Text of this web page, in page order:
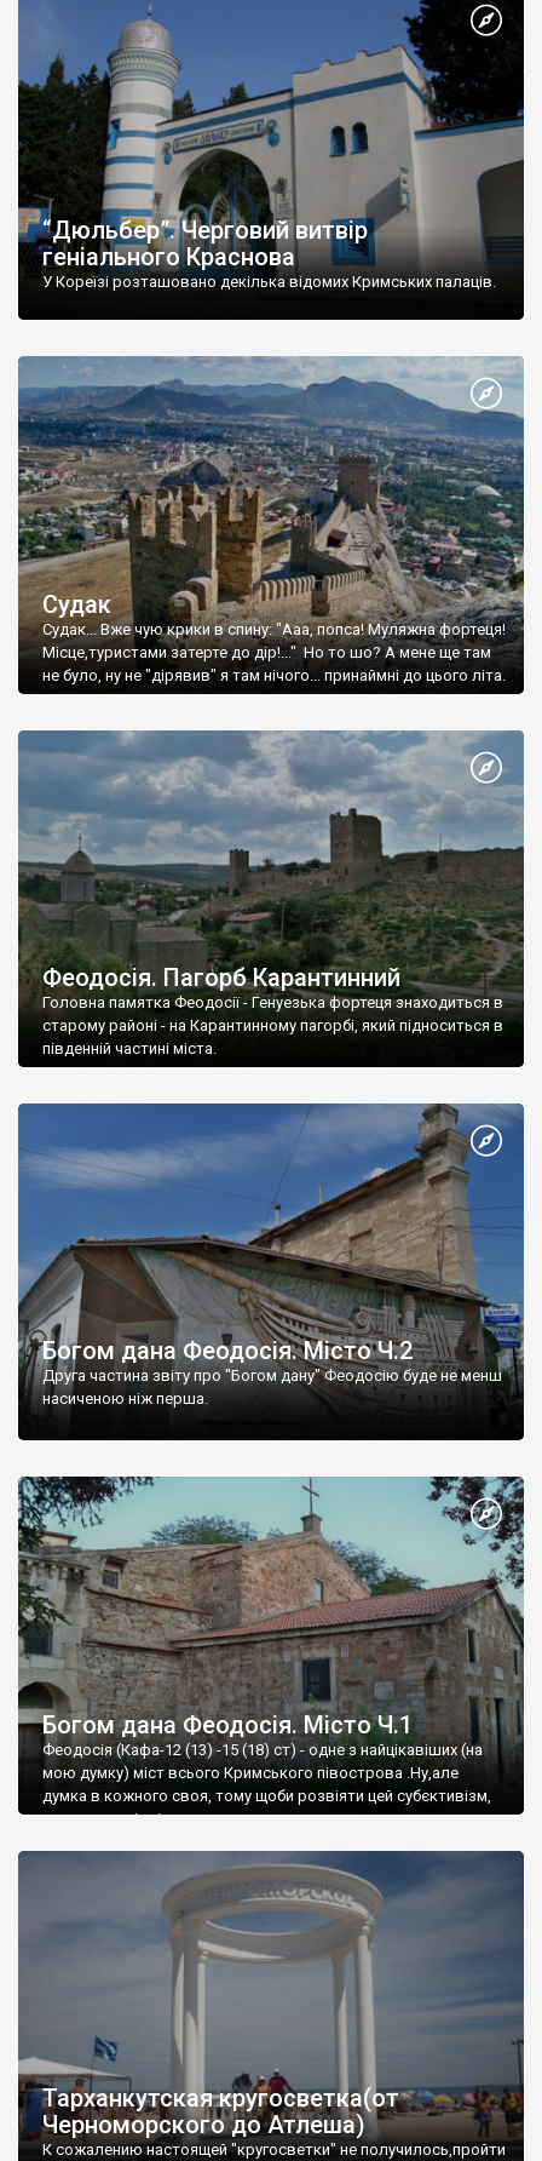
“Дюльбер”. Черговий витвір
геніального Краснова
У Кореїзі розташовано декілька відомих Кримських палаців.
Судак
Судак... Вже чую крики в спину: "Ааа, попса! Муляжна фортеця!
Місце,туристами затерте до дір!..." Но то шо? А мене ще там
не було, ну не "дірявив" я там нічого... принаймні до цього літа.
Феодосія. Пагорб Карантинний
Головна памятка Феодосії - Генуезька фортеця знаходиться в
старому районі - на Карантинному пагорбі, який підноситься в
південній частині міста.
Богом дана Феодосія. Місто Ч.2
Друга частина звіту про "Богом дану" Феодосію буде не менш
насиченою ніж перша.
Богом дана Феодосія. Місто Ч.1
Феодосія (Кафа-12 (13) -15 (18) ст) - одне з найцікавіших (на
мою думку) міст всього Кримського півострова .Ну,але
думка в кожного своя, тому щоби розвіяти цей субєктивізм,
запрошую відвідати це
Тарханкутская кругосветка(от
Черноморского до Атлеша)
К сожалению настоящей "кругосветки" не получилось,пройти